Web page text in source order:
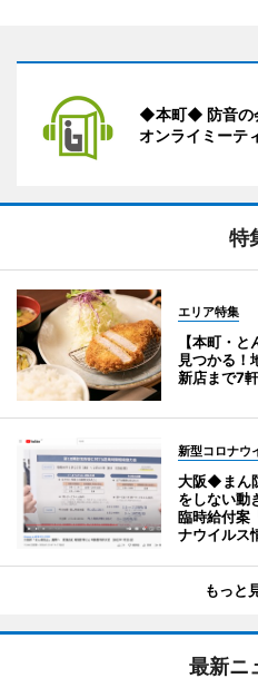
◆本町◆ 防音の
オンライミーテ
特
エリア特集
【本町・
見つかる！
新店まで7
新型コロナウ
大阪◆まん
をしない
臨時給付案
ナウイルス
もっと
最新ニ